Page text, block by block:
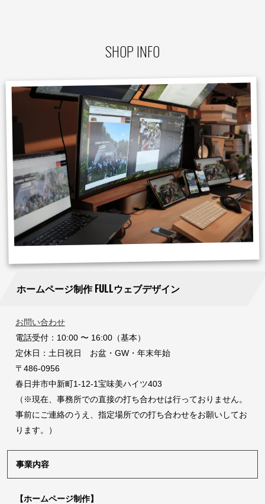
SHOP INFO
ホームページ制作 FULLウェブデザイン
お問い合わせ
電話受付：10:00 〜 16:00（基本）
定休日：土日祝日 お盆・GW・年末年始
〒486-0956
春日井市中新町1-12-1宝味美ハイツ403
（※現在、事務所での直接の打ち合わせは行っておりません。
事前にご連絡のうえ、指定場所での打ち合わせをお願いしてお
ります。）
事業内容
【ホームページ制作】